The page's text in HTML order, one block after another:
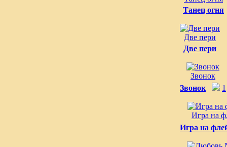
Танец огня
Две пери
Две пери
Звонок
Звонок
1
Игра на
Игра на